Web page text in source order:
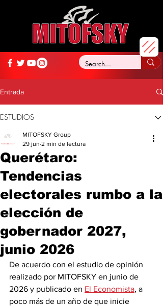
Entrada
ESTUDIOS
Querétaro:
Tendencias
electorales rumbo a la
elección de
gobernador 2027,
junio 2026
MITOFSKY Group
29 jun 2 min de lectura
De acuerdo con el estudio de opinión
realizado por MITOFSKY en junio de
2026 y publicado en El Economista, a
poco más de un año de que inicie